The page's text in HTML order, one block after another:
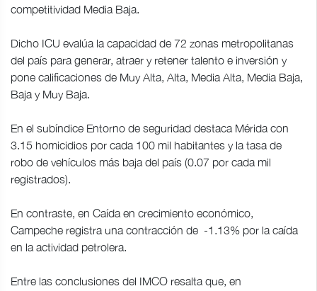
competitividad Media Baja.
Dicho ICU evalúa la capacidad de 72 zonas metropolitanas
del país para generar, atraer y retener talento e inversión y
pone calificaciones de Muy Alta, Alta, Media Alta, Media Baja,
Baja y Muy Baja.
En el subíndice Entorno de seguridad destaca Mérida con
3.15 homicidios por cada 100 mil habitantes y la tasa de
robo de vehículos más baja del país (0.07 por cada mil
registrados).
En contraste, en Caída en crecimiento económico,
Campeche registra una contracción de -1.13% por la caída
en la actividad petrolera.
Entre las conclusiones del IMCO resalta que, en